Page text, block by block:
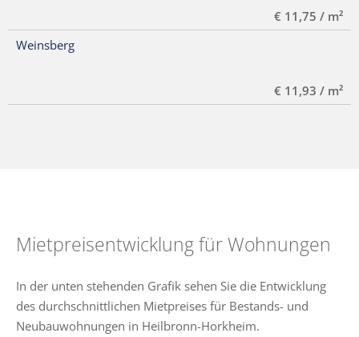
€ 11,75 / m²
Weinsberg
€ 11,93 / m²
Mietpreisentwicklung für Wohnungen
In der unten stehenden Grafik sehen Sie die Entwicklung
des durchschnittlichen Mietpreises für Bestands- und
Neubauwohnungen in Heilbronn-Horkheim.